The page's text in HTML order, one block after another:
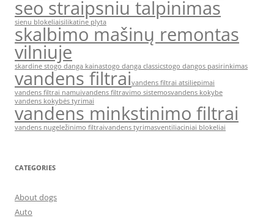
seo straipsniu talpinimas
sienu blokeliaisilikatine plyta
skalbimo mašinų remontas
vilniuje
skardine stogo danga kainastogo danga classicstogo dangos pasirinkimas
vandens filtraivandens filtrai atsiliepimai
vandens filtrai namuivandens filtravimo sistemosvandens kokybe
vandens kokybės tyrimai
vandens minkstinimo filtrai
vandens nugeležinimo filtraivandens tyrimasventiliaciniai blokeliai
CATEGORIES
About dogs
Auto